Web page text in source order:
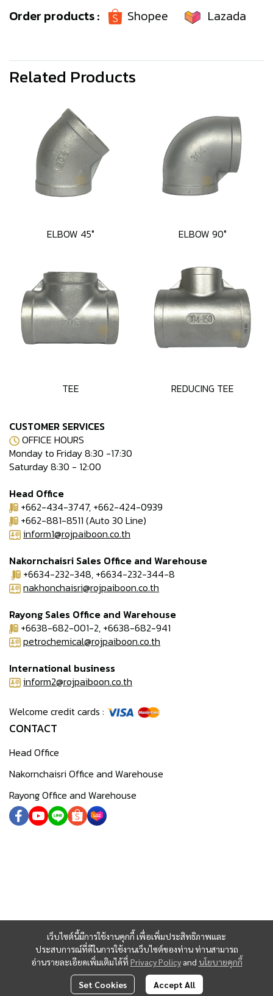
Order products : Shopee Lazada
Related Products
ELBOW 45° ELBOW 90°
TEE REDUCING TEE
เว็บไซต์นี้มีการใช้งานคุกกี้ เพื่อเพิ่มประสิทธิภาพและ
ประสบการณ์ที่ดีในการใช้งานเว็บไซต์ของท่าน ท่านสามารถ
อ่านรายละเอียดเพิ่มเติมได้ที่ Privacy Policy and นโยบายคุกกี้
Set Cookies Accept All
CUSTOMER SERVICES
OFFICE HOURS
Monday to Friday 8:30 -17:30
Saturday 8:30 - 12:00
Head Office
+662-434-3747, +662-424-0939
+662-881-8511 (Auto 30 Line)
inform1@rojpaiboon.co.th
Nakornchaisri Sales Office and Warehouse
+6634-232-348, +6634-232-344-8
nakhonchaisri@rojpaiboon.co.th
Rayong Sales Office and Warehouse
+6638-682-001-2, +6638-682-941
petrochemical@rojpaiboon.co.th
International business
inform2@rojpaiboon.co.th
Welcome credit cards :
CONTACT
Head Office
Nakornchaisri Office and Warehouse
Rayong Office and Warehouse